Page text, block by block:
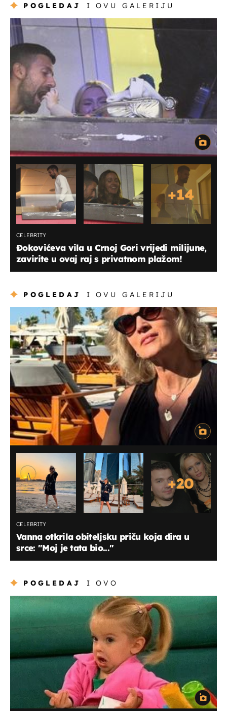
POGLEDAJ I OVU GALERIJU
+14
CELEBRITY
Đokovićeva vila u Crnoj Gori vrijedi milijune,
zavirite u ovaj raj s privatnom plažom!
POGLEDAJ I OVU GALERIJU
+20
CELEBRITY
Vanna otkrila obiteljsku priču koja dira u
srce: "Moj je tata bio..."
POGLEDAJ I OVO